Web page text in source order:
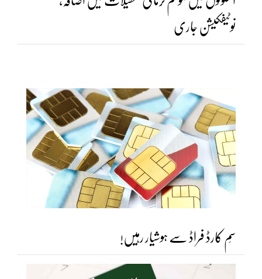
نوٹیفکیشن جاری
سِم کارڈ فراڈ سے ہوشیار رہیں!